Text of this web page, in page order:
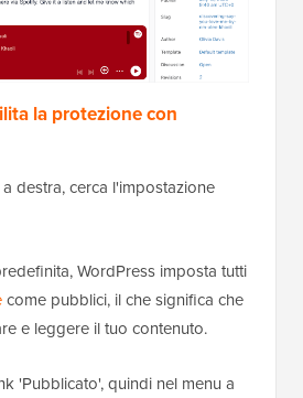
la protezione con
destra, cerca l'impostazione
WordPress imposta tutti
come pubblici, il che significa che
e leggere il tuo contenuto.
'Pubblicato', quindi nel menu a